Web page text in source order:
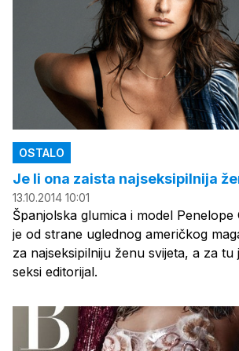
OSTALO
Je li ona zaista najseksipilnija
13.10.2014 10:01
Španjolska glumica i model
je od strane uglednog američkog
za najseksipilniju ženu svijeta, a za tu
seksi editorijal.